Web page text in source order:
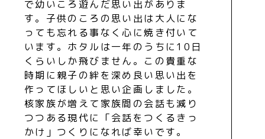
で幼いころ遊んだ思い出がありま
す。子供のころの思い出は大人にな
っても忘れる事なく心に焼き付いて
います。ホタルは一年のうちに10日
くらいしか飛びません。この貴重な
時期に親子の絆を深め良い思い出を
作ってほしいと思い企画しました。
核家族が増えて家族間の会話も減り
つつある現代に「会話をつくるきっ
かけ」つくりになれば幸いです。